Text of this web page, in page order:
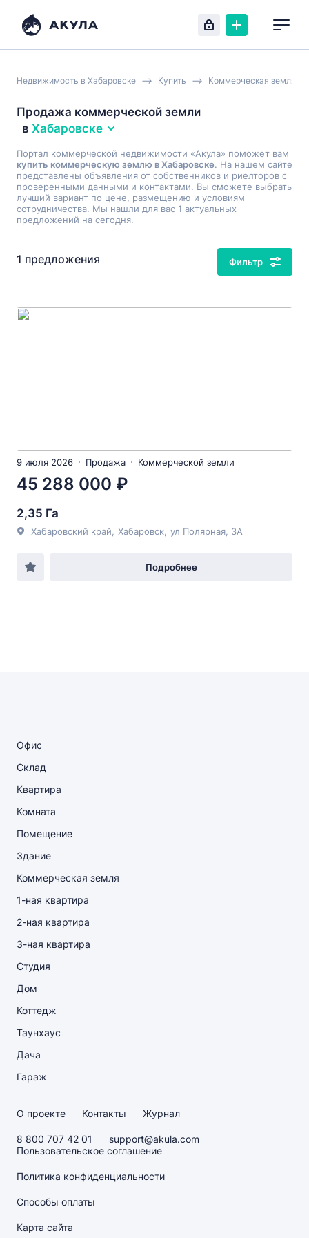
Недвижимость в Хабаровске Купить Коммерческая земля
Продажа коммерческой земли
в Хабаровске
Портал коммерческой недвижимости «Акула» поможет вам
купить коммерческую землю в Хабаровске. На нашем сайте
представлены объявления от собственников и риелторов с
проверенными данными и контактами. Вы сможете выбрать
лучший вариант по цене, размещению и условиям
сотрудничества. Мы нашли для вас 1 актуальных
предложений на сегодня.
1 предложения Фильтр
9 июля 2026 Продажа Коммерческой земли
45 288 000 ₽
2,35 Га
Хабаровский край Хабаровск ул Полярная , 3А
Подробнее
Офис
Склад
Квартира
Комната
Помещение
Здание
Коммерческая земля
1-ная квартира
2-ная квартира
3-ная квартира
Студия
Дом
Коттедж
Таунхаус
Дача
Гараж
О проекте Контакты Журнал
8 800 707 42 01
support@akula.com
Пользовательское соглашение
Политика конфиденциальности
Способы оплаты
Карта сайта